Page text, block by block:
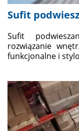
Sufit
Sufit
rozwiązanie
funkcjonalne i